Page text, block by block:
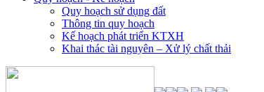
Quy hoạch sử dụng đất
Thông tin quy hoạch
Kế hoạch phát triển KTXH
Khai thác tài nguyên – Xử lý chất thải